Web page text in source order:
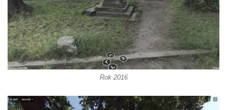
Socha Vážka v ZOO Hluboká
Socha Volavka v ZOO Hluboká
Flamingo trůn v ZOO Hluboká
Lavička Kůň Převalského v ZOO Hluboká
Lysá nad Labem, barokní město Šporkovo
Socha Roháč v ZOO Hluboká
Rok 2016